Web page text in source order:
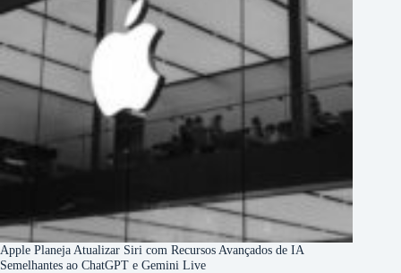
Apple Planeja Atualizar Siri com Recursos Avançados de IA
Semelhantes ao ChatGPT e Gemini Live